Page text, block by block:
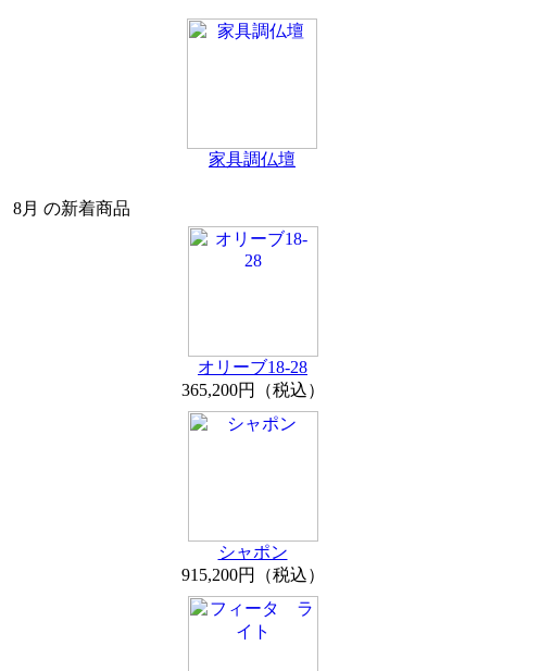
家具調仏壇
8月 の新着商品
オリーブ18-28
365,200円（税込）
シャポン
915,200円（税込）